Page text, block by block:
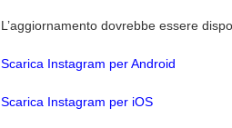
L’aggiornamento dovrebbe essere
Scarica Instagram per Android
Scarica Instagram per iOS